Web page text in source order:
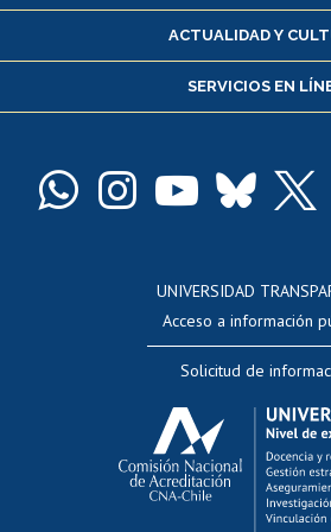
Servicio médico y
Pago de arancel y crédito
Docentes
Evaluación
Calificación
Postulación al
Funcionarias/os
Cursos internos de
ACTUALIDAD Y
SERVICIOS EN
UNIVERSIDAD
Acceso a información
Solicitud de